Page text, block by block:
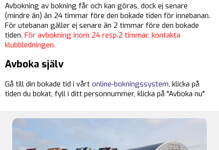
Avbokning av bokning får och kan göras, dock ej senare
(mindre än) än 24 timmar före den bokade tiden för innebanan.
För utebanan gäller ej senare än 2 timmar före den bokade
tiden. För avbokning inom 24 resp.2 timmar, kontakta
klubbledningen.
Avboka själv
Gå till din bokade tid i vårt online-bokningssystem, klicka på
tiden du bokat, fyll i ditt personnummer, klicka på "Avboka nu"